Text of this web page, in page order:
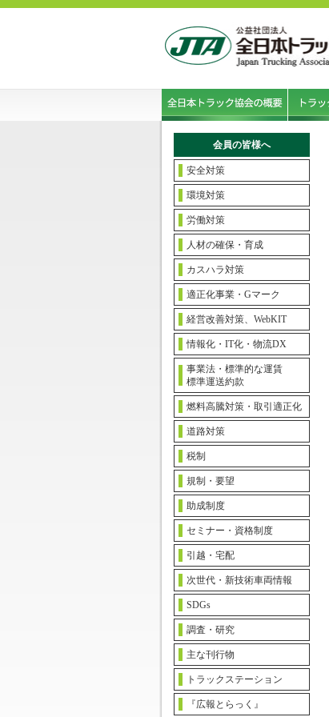
会員の皆様へ
安全対策
環境対策
労働対策
人材の確保・育成
カスハラ対策
適正化事業・Gマーク
経営改善対策、WebKIT
情報化・IT化・物流DX
事業法・標準的な運賃
標準運送約款
燃料高騰対策・取引適正化
道路対策
税制
規制・要望
助成制度
セミナー・資格制度
引越・宅配
次世代・新技術車両情報
SDGs
調査・研究
主な刊行物
トラックステーション
『広報とらっく』